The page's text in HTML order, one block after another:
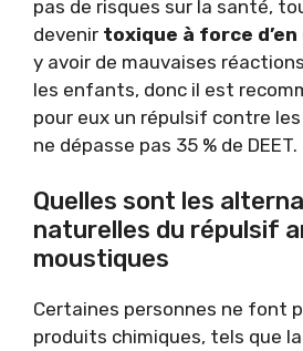
pas de risques sur la santé,
devenir toxique à force
y avoir de mauvaises
les enfants, donc il est
pour eux un répulsif contre
ne dépasse pas 35 % de DEET.
Quelles sont les
naturelles du répulsif
moustiques
Certaines personnes ne font
produits chimiques, tels que la